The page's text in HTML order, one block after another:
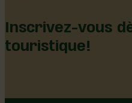
Inscrivez-vous
touristique!